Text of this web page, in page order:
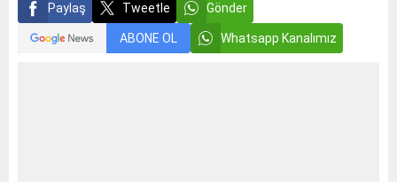
Paylaş Tweetle Gönder
ABONE OL Whatsapp Kanalımız